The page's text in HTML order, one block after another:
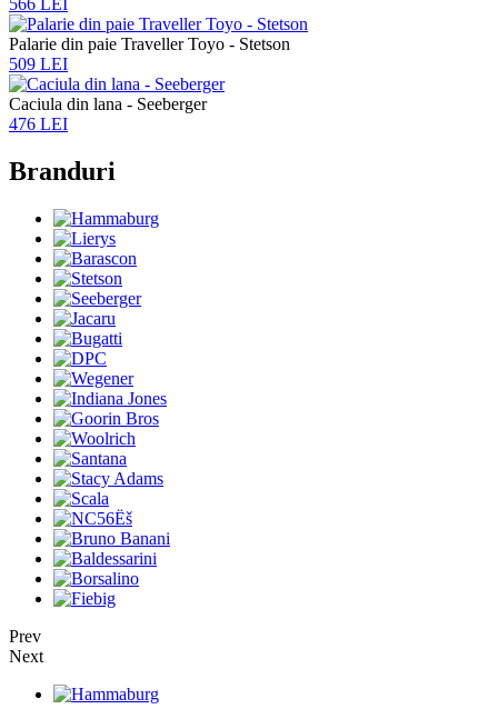
566 LEI
Palarie din paie Traveller Toyo - Stetson
509 LEI
Caciula din lana - Seeberger
476 LEI
Branduri
Prev
Next